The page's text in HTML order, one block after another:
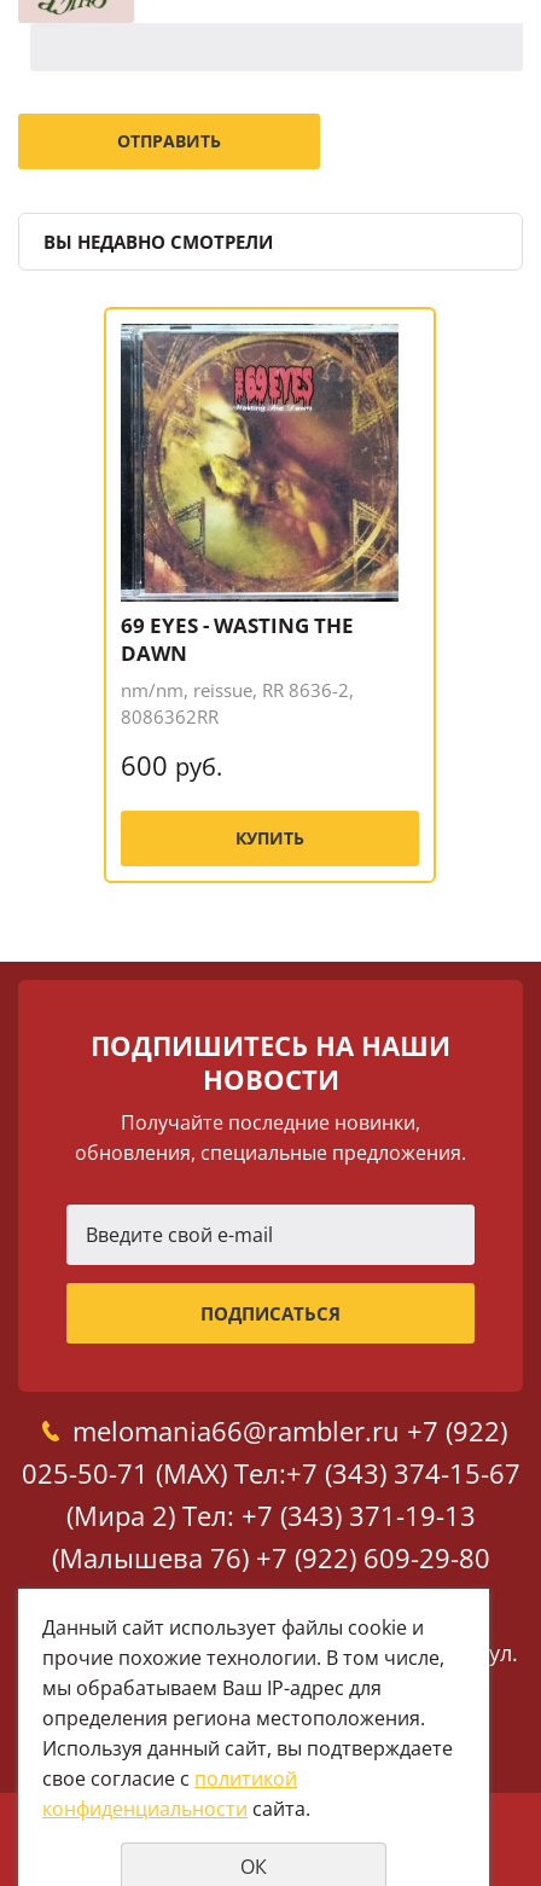
ВЫ НЕДАВНО СМОТРЕЛИ
69 EYES - WASTING THE
DAWN
nm/nm, reissue, RR 8636-2,
8086362RR
600 руб.
КУПИТЬ
ПОДПИШИТЕСЬ НА НАШИ
НОВОСТИ
Получайте последние новинки,
обновления, специальные предложения.
melomania66@rambler.ru +7 (922)
025-50-71 (MAX) Тел:+7 (343) 374-15-67
(Мира 2) Тел: +7 (343) 371-19-13
(Малышева 76) +7 (922) 609-29-80
(MAX)
Екатеринбург, ул. Мира 2
Екатеринбург, ул.
Малышева 76
© 1997 - 2026 Меломания
Политика конфиденциальности
Данный сайт использует файлы cookie и
прочие похожие технологии. В том числе,
мы обрабатываем Ваш IP-адрес для
определения региона местоположения.
Используя данный сайт, вы подтверждаете
свое согласие с политикой
конфиденциальности сайта.
ОК